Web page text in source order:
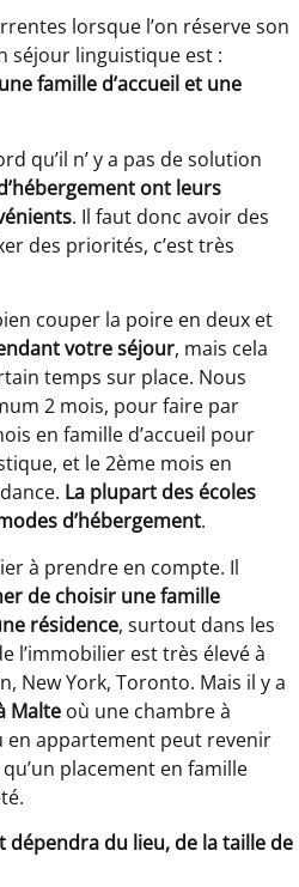
lorsque l’on réserve son
séjour linguistique est :
famille d’accueil et une
qu’il n’ y a pas de solution
ont leurs
. Il faut donc avoir des
des priorités, c’est très
couper la poire en deux et
votre séjour, mais cela
temps sur place. Nous
2 mois, pour faire par
en famille d’accueil pour
et le 2ème mois en
La plupart des écoles
d’hébergement.
à prendre en compte. Il
de choisir une famille
résidence, surtout dans les
l’immobilier est très élevé à
New York, Toronto. Mais il y a
Malte où une chambre à
en appartement peut revenir
placement en famille
dépendra du lieu, de la taille de